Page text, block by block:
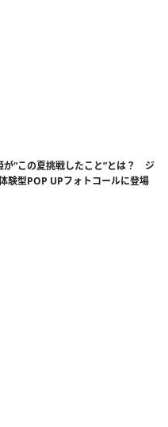
が“この夏挑戦したこと”とは？ ジ
験型POP UPフォトコールに登場